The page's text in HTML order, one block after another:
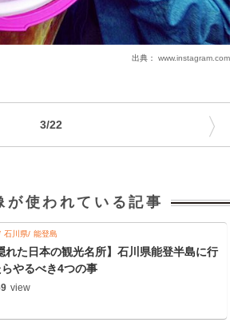
出典： www.instagram.com
3/22 〉
が使われている記事
石川県 能登島
れた日本の観光名所】石川県能登半島に行
らやるべき4つの事
view